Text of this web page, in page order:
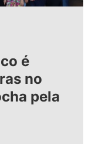
é
no
pela